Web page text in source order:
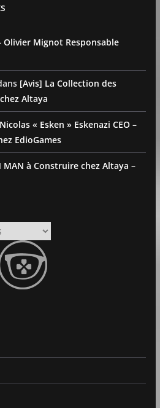
Olivier Mignot Responsable
[Avis] La Collection des
Altaya
« Esken » Eskenazi CEO –
EdioGames
MAN à Construire chez Altaya –